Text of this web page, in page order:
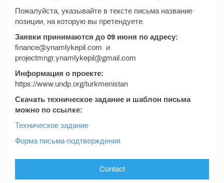
Пожалуйста, указывайте в тексте письма название
позиции, на которую вы претендуете.
Заявки принимаются до 09 июня по адресу:
finance@ynamlykepil.com и
projectmngr.ynamlykepil@gmail.com
Информация о проекте:
https://www.undp.org/turkmenistan
Скачать техническое задание и шаблон письма
можно по ссылке:
Техническое задание
Форма письма-подтверждения
Contact